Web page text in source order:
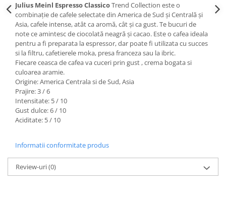
Julius Meinl Espresso ClassicoTrend Collection este o
combinație de cafele selectate din America de Sud și Centrală și
Asia, cafele intense, atât ca aromă, cât și ca gust. Te bucuri de
note ce amintesc de ciocolată neagră și cacao. Este o cafea ideala
pentru a fi preparata la espressor, dar poate fi utilizata cu succes
si la filtru, cafetierele moka, presa franceza sau la ibric.
Fiecare ceasca de cafea va cuceri prin gust , crema bogata si
culoarea aramie.
Origine: America Centrala si de Sud, Asia
Prajire: 3 / 6
Intensitate: 5 / 10
Gust dulce: 6 / 10
Aciditate: 5 / 10
Informatii conformitate produs
Review-uri(0)